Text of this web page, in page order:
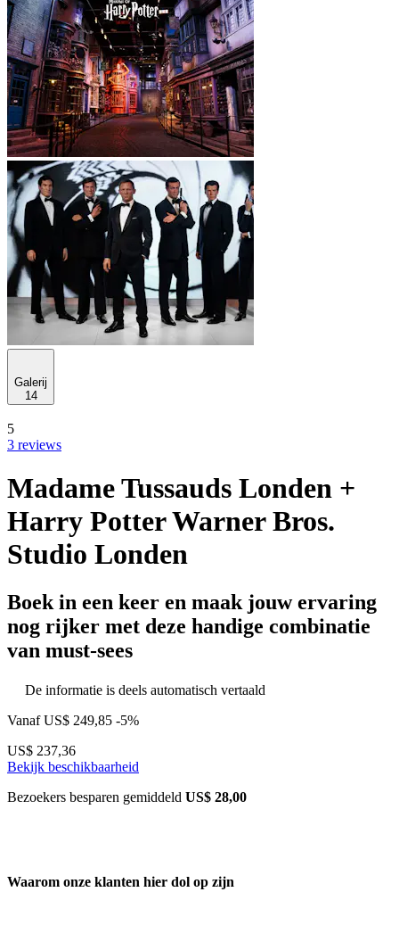
Galerij
14
5
3 reviews
Madame Tussauds Londen +
Harry Potter Warner Bros.
Studio Londen
Boek in een keer en maak jouw ervaring
nog rijker met deze handige combinatie
van must-sees
De informatie is deels automatisch vertaald
VanafUS$ 249,85 -5%
US$ 237,36
Bekijk beschikbaarheid
Bezoekers besparen gemiddeld US$ 28,00
Waarom onze klanten hier dol op zijn